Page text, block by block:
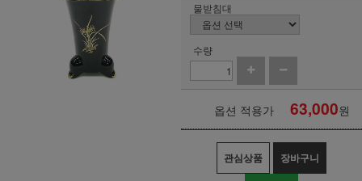
물받침대
수량
옵션 적용가 63,000원
관심상품 장바구니